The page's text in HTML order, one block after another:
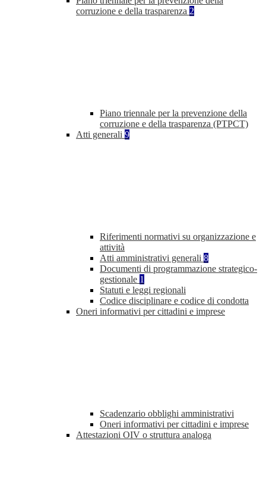
corruzione e della trasparenza 2
Piano triennale per la prevenzione della
corruzione e della trasparenza (PTPCT)
Atti generali 9
Riferimenti normativi su organizzazione e
attività
Atti amministrativi generali 8
Documenti di programmazione strategico-
gestionale 1
Statuti e leggi regionali
Codice disciplinare e codice di condotta
Oneri informativi per cittadini e imprese
Scadenzario obblighi amministrativi
Oneri informativi per cittadini e imprese
Attestazioni OIV o struttura analoga